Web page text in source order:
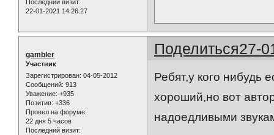
Последний визит:
22-01-2021 14:26:27
Поделиться27-
gambler
Участник
Зарегистрирован: 04-05-2012
Сообщений: 913
Уважение: +935
Позитив: +336
Провел на форуме:
22 дня 5 часов
Последний визит:
Ребят,у кого нибудь
хороший,но вот
надоедливыми